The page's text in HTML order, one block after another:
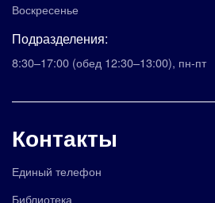
Воскресенье
Подразделения:
8:30–17:00 (обед 12:30–13:00), пн-пт
Контакты
Единый телефон
Библиотека